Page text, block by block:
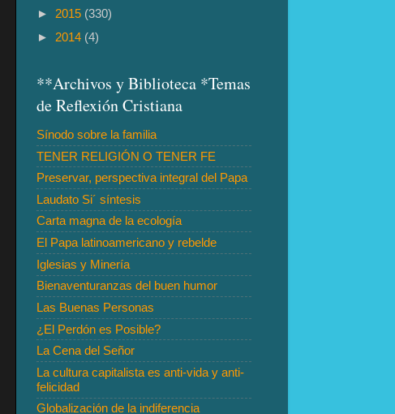
► 2015 (330)
► 2014 (4)
**Archivos y Biblioteca *Temas
de Reflexión Cristiana
Sínodo sobre la familia
TENER RELIGIÓN O TENER FE
Preservar, perspectiva integral del Papa
Laudato Si´ síntesis
Carta magna de la ecología
El Papa latinoamericano y rebelde
Iglesias y Minería
Bienaventuranzas del buen humor
Las Buenas Personas
¿El Perdón es Posible?
La Cena del Señor
La cultura capitalista es anti-vida y anti-
felicidad
Globalización de la indiferencia